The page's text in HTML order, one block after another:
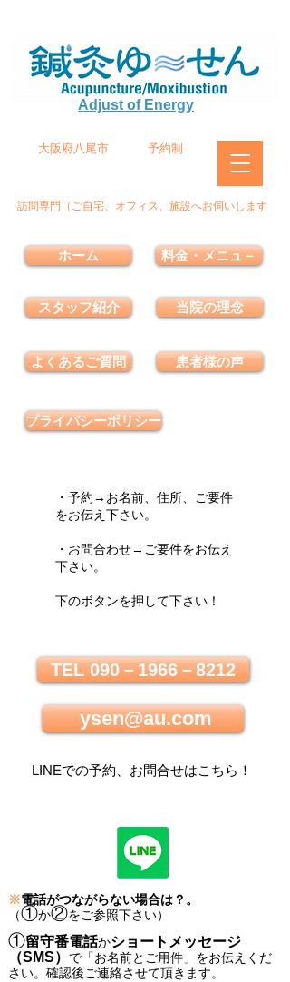
Adjust of Energy
大阪府八尾市 予約制
訪問専門（ご自宅、オフィス、施設へお伺いします
ホーム
スタッフ紹介
よくあるご質問
料金・メニュ－
当院の理念
患者様の声
プライバシーポリシー
・予約→お名前、住所、ご要件
をお伝え下さい。
・お問合わせ→ご要件をお伝え
下さい。
下のボタンを押して下さい！
TEL 090－1966－8212
ysen@au.com
LINEでの予約、お問合せはこちら ！
※電話がつながらない場合は？。
（①か②をご参照下さい）
①留守番電話かショートメッセージ
（SMS） で 「お名前とご用件 」 をお伝えくだ
さい。 確認後ご連絡させて頂きます。